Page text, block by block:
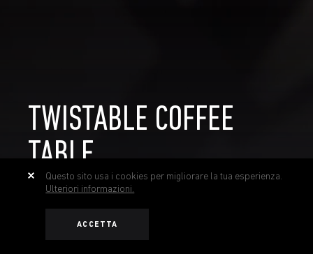
TWISTABLE COFFEE
TABLE
Questo sito usa i cookies per migliorare la tua esperienza.
Ulteriori informazioni.
ACCETTA